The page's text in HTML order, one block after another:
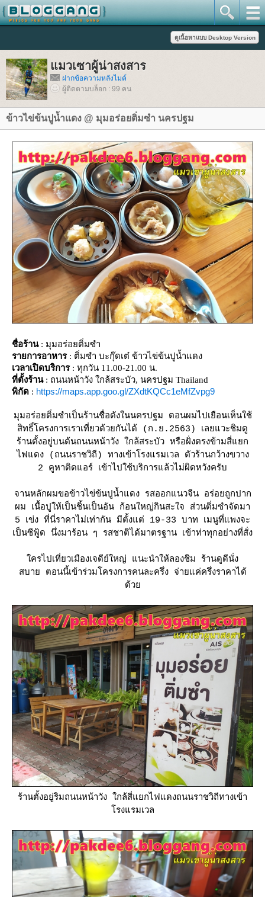
มวเซาผู้น่าสงสาร
ฝากข้อความหลังไมค์
ผู้ติดตามบล็อก : 99 คน
ข้าวไข่ข้นปูน้ำแดง @ มุมอร่อยติ่มซำ นครปฐม
ชื่อร้าน: มุมอร่อยติ่มซำ
รายการอาหาร: ติ่มซำ บะกุ๊ดเต๋ ข้าวไข่ข้นปูน้ำแดง
เวลาเปิดบริการ: ทุกวัน 11.00-21.00 น.
ที่ตั้งร้าน: ถนนหน้าวัง ใกล้สระบัว, นครปฐม Thailand
พิกัด : https://maps.app.goo.gl/ZXdtKQCc1eMfZvpg9
มุมอร่อยติ่มซำเป็นร้านชื่อดังในนครปฐม ตอนผมไปเยือนเห็นใช้
สิทธิ์โครงการเราเที่ยวด้วยกันได้ (ก.ย.2563) เลยแวะชิมดู
ร้านตั้งอยู่บนต้นถนนหน้าวัง ใกล้สระบัว หรือฝั่งตรงข้ามสี่แยก
ไฟแดง (ถนนราชวิถี) ทางเข้าโรงแรมเวล ตัวร้านกว้างขวาง
2 คูหาติดแอร์ เข้าไปใช้บริการแล้วไม่ผิดหวังครับ
จานหลักผมขอข้าวไข่ข้นปูน้ำแดง รสออกแนวจีน อร่อยถูกปาก
ผม เนื้อปูให้เป็นชิ้นเป็นอัน ก้อนใหญ่กินสะใจ ส่วนติ่มซำจัดมา
5 เข่ง ที่นี่ราคาไม่เท่ากัน มีตั้งแต่ 19-33 บาท เมนูที่แพงจะ
เป็นซีฟู้ด นึ่งมาร้อน ๆ รสชาติได้มาตรฐาน เข้าท่าทุกอย่างที่สั่ง
ครไปเที่ยวเมืองเจดีย์ใหญ่ แนะนำให้ลองชิม ร้านดูดีนั่ง
สบาย ตอนนี้เข้าร่วมโครงการคนละครึ่ง จ่ายแค่ครึ่งราคาได้
ด้ว
ร้านตั้งอยู่ริมถนนหน้าวัง ใกล้สี่แยกไฟแดงถนนราชวิถีทางเข้า
รงแรมเวล